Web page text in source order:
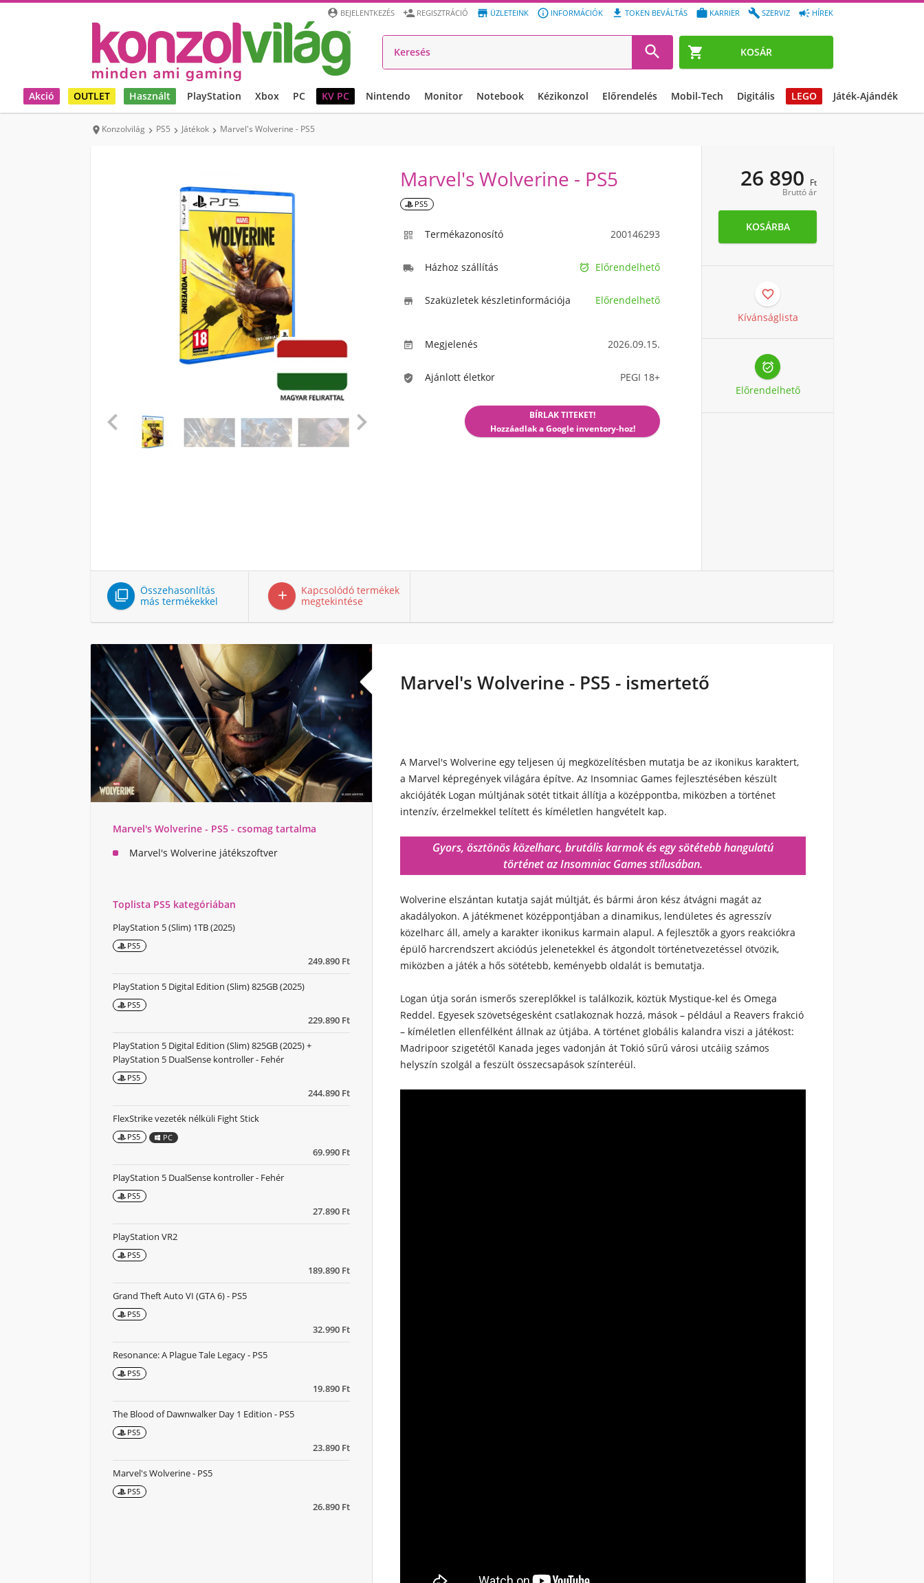
 KOSÁR
 HÍREK
 SZERVIZ
 KARRIER
 TOKEN BEVÁLTÁS
 INFORMÁCIÓK
 ÜZLETEINK
 REGISZTRÁCIÓ
 BEJELENTKEZÉS

Akció OUTLET Használt PlayStation Xbox PC KV PC Nintendo Monitor Notebook Kézikonzol Előrendelés Mobil-Tech Digitális LEGO Játék-Ajándék
 Konzolvilág  PS5 Játékok  Marvel's Wolverine - PS5
 
Marvel's Wolverine - PS5
PS5
 Termékazonosító 200146293
 Házhoz szállítás Előrendelhető

 Szaküzletek készletinformációja Előrendelhető
 Megjelenés 2026.09.15.
 Ajánlott életkor PEGI 18+
BÍRLAK TITEKET!
Hozzáadlak a Google inventory-hoz!
26 890 Ft
Bruttó ár
KOSÁRBA

Kívánságlista

Előrendelhető

Összehasonlítás
más termékekkel

Kapcsolódó termékek
megtekintése
Marvel's Wolverine - PS5 - ismertető
A Marvel's Wolverine egy teljesen új megközelítésben mutatja be az ikonikus karaktert,
a Marvel képregények világára építve. Az Insomniac Games fejlesztésében készült
akciójáték Logan múltjának sötét titkait állítja a középpontba, miközben a történet
intenzív, érzelmekkel telített és kíméletlen hangvételt kap.
Gyors, ösztönös közelharc, brutális karmok és egy sötétebb hangulatú
történet az Insomniac Games stílusában.
Wolverine elszántan kutatja saját múltját, és bármi áron kész átvágni magát az
akadályokon. A játékmenet középpontjában a dinamikus, lendületes és agresszív
közelharc áll, amely a karakter ikonikus karmain alapul. A fejlesztők a gyors reakciókra
épülő harcrendszert akciódús jelenetekkel és átgondolt történetvezetéssel ötvözik,
miközben a játék a hős sötétebb, keményebb oldalát is bemutatja.
Logan útja során ismerős szereplőkkel is találkozik, köztük Mystique-kel és Omega
Reddel. Egyesek szövetségesként csatlakoznak hozzá, mások – például a Reavers frakció
– kíméletlen ellenfélként állnak az útjába. A történet globális kalandra viszi a játékost:
Madripoor szigetétől Kanada jeges vadonján át Tokió sűrű városi utcáiig számos
helyszín szolgál a feszült összecsapások színteréül.
Marvel's Wolverine - PS5 - csomag tartalma
Marvel's Wolverine játékszoftver
Toplista PS5 kategóriában
249.890 Ft
PlayStation 5 (Slim) 1TB (2025)
PS5
229.890 Ft
PlayStation 5 Digital Edition (Slim) 825GB (2025)
PS5
244.890 Ft
PlayStation 5 Digital Edition (Slim) 825GB (2025) +
PlayStation 5 DualSense kontroller - Fehér
PS5
69.990 Ft
FlexStrike vezeték nélküli Fight Stick
PS5 PC
27.890 Ft
PlayStation 5 DualSense kontroller - Fehér
PS5
189.890 Ft
PlayStation VR2
PS5
32.990 Ft
Grand Theft Auto VI (GTA 6) - PS5
PS5
19.890 Ft
Resonance: A Plague Tale Legacy - PS5
PS5
23.890 Ft
The Blood of Dawnwalker Day 1 Edition - PS5
PS5
26.890 Ft
Marvel's Wolverine - PS5
PS5